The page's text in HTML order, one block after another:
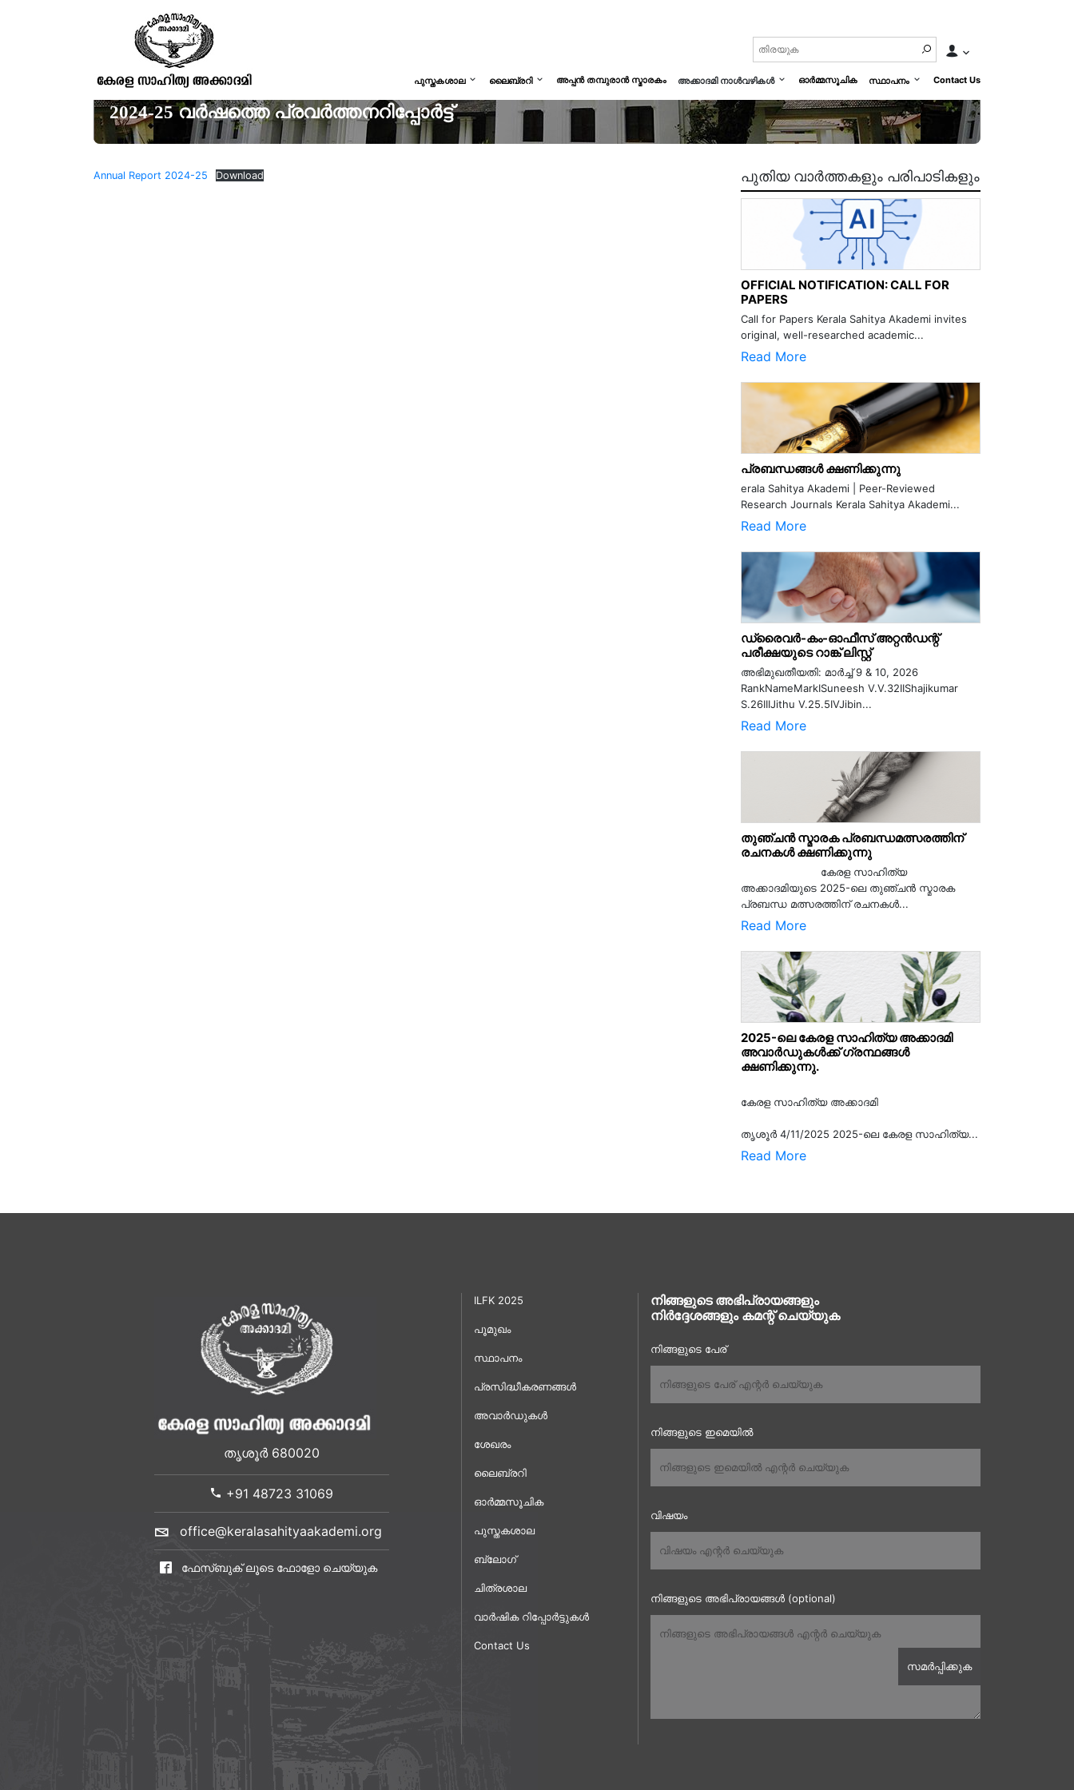
പുസ്തകശാല ലൈബ്രറി അപ്പൻ തമ്പുരാൻ സ്മാരകം അക്കാദമി നാൾവഴികൾ ഓർമ്മസൂചിക സ്ഥാപനം Contact Us
2024-25 വർഷത്തെ പ്രവർത്തനറിപ്പോർട്ട്
Annual Report 2024-25 Download പുതിയ വാർത്തകളും പരിപാടികളും
OFFICIAL NOTIFICATION: CALL FOR
PAPERS
Call for Papers Kerala Sahitya Akademi invites
original, well-researched academic...
Read More
പ്രബന്ധങ്ങൾ ക്ഷണിക്കുന്നു
erala Sahitya Akademi | Peer-Reviewed
Research Journals Kerala Sahitya Akademi...
Read More
ഡ്രൈവർ-കം-ഓഫീസ് അറ്റൻഡന്റ്
പരീക്ഷയുടെ റാങ്ക് ലിസ്റ്റ്
അഭിമുഖതീയതി: മാർച്ച് 9 & 10, 2026
RankNameMarkISuneesh V.V.32IIShajikumar
S.26IIIJithu V.25.5IVJibin...
Read More
തുഞ്ചൻ സ്മാരക പ്രബന്ധമത്സരത്തിന്
രചനകൾ ക്ഷണിക്കുന്നു
കേരള സാഹിത്യ
അക്കാദമിയുടെ 2025-ലെ തുഞ്ചൻ സ്മാരക
പ്രബന്ധ മത്സരത്തിന് രചനകൾ...
Read More
2025-ലെ കേരള സാഹിത്യ അക്കാദമി
അവാർഡുകൾക്ക് ഗ്രന്ഥങ്ങൾ
ക്ഷണിക്കുന്നു.
കേരള സാഹിത്യ അക്കാദമി
തൃശൂര്‍ 4/11/2025 2025-ലെ കേരള സാഹിത്യ...
Read More
തൃശൂർ 680020
+91 48723 31069
office@keralasahityaakademi.org
ഫേസ്ബുക് ലൂടെ ഫോളോ ചെയ്യുക
ILFK 2025
പൂമുഖം
സ്ഥാപനം
പ്രസിദ്ധീകരണങ്ങൾ
അവാർഡുകൾ
ശേഖരം
ലൈബ്രറി
ഓർമ്മസൂചിക
പുസ്തകശാല
ബ്ലോഗ്
ചിത്രശാല
വാർഷിക റിപ്പോർട്ടുകൾ
Contact Us
നിങ്ങളുടെ അഭിപ്രായങ്ങളും
നിർദ്ദേശങ്ങളും കമന്റ് ചെയ്യുക
നിങ്ങളുടെ പേര്
നിങ്ങളുടെ ഇമെയിൽ
വിഷയം
നിങ്ങളുടെ അഭിപ്രായങ്ങൾ (optional)